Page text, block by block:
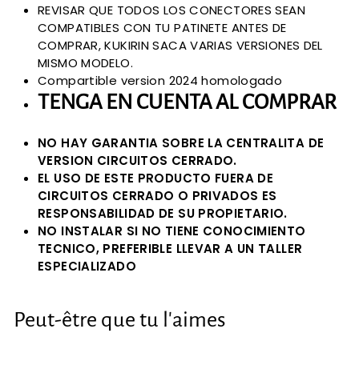
REVISAR QUE TODOS LOS CONECTORES SEAN
COMPATIBLES CON TU PATINETE ANTES DE
COMPRAR, KUKIRIN SACA VARIAS VERSIONES DEL
MISMO MODELO.
Compartible version 2024 homologado
TENGA EN CUENTA AL COMPRAR
NO HAY GARANTIA SOBRE LA CENTRALITA DE
VERSION CIRCUITOS CERRADO.
EL USO DE ESTE PRODUCTO FUERA DE
CIRCUITOS CERRADO O PRIVADOS ES
RESPONSABILIDAD DE SU PROPIETARIO.
NO INSTALAR SI NO TIENE CONOCIMIENTO
TECNICO, PREFERIBLE LLEVAR A UN TALLER
ESPECIALIZADO
Peut-être que tu l'aimes